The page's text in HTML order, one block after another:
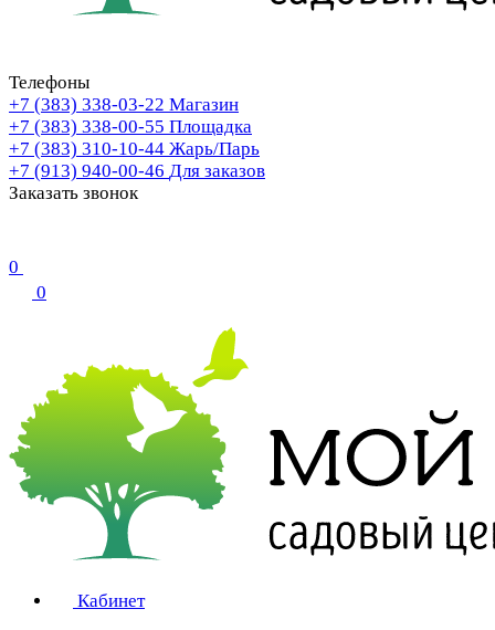
Телефоны
+7 (383) 338-03-22 Магазин
+7 (383) 338-00-55 Площадка
+7 (383) 310-10-44 Жарь/Парь
+7 (913) 940-00-46 Для заказов
Заказать звонок
0
0
Кабинет